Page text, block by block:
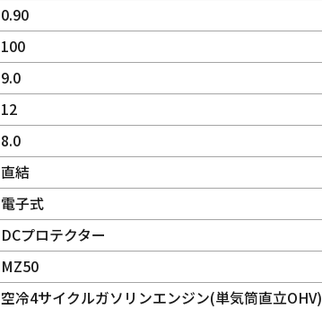
0.90
100
9.0
12
8.0
直結
電子式
DCプロテクター
MZ50
空冷4サイクルガソリンエンジン(単気筒直立OHV)